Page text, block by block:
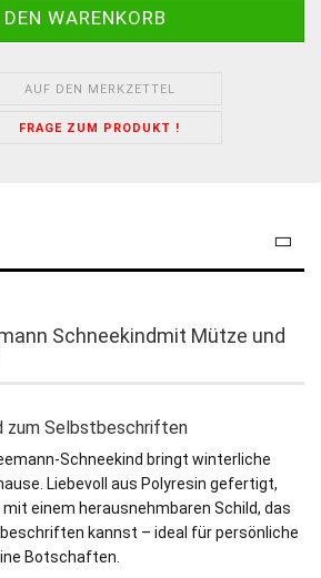
AUF DEN MERKZETTEL
FRAGE ZUM PRODUKT !
Schneekindmit Mütze und
zum Selbstbeschriften
Schneekind bringt winterliche
Liebevoll aus Polyresin gefertigt,
einem herausnehmbaren Schild, das
kannst – ideal für persönliche
Botschaften.